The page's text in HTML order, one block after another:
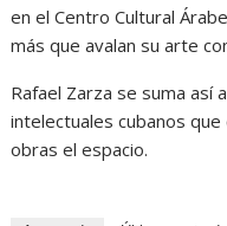
en el Centro Cultural
más que avalan su arte
Rafael Zarza se suma así
intelectuales cubanos
obras el espacio.